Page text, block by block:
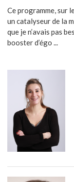
Ce programme, sur
un catalyseur de la
que je n’avais pas
booster d’égo ...